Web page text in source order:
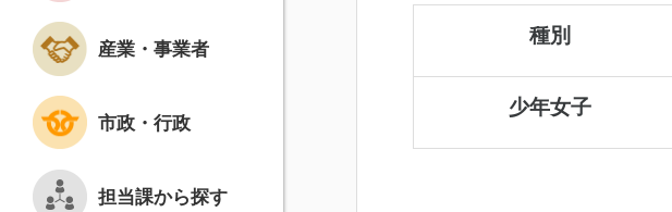
産業・事業者
市政・行政
担当課から探す
種別
少年女子